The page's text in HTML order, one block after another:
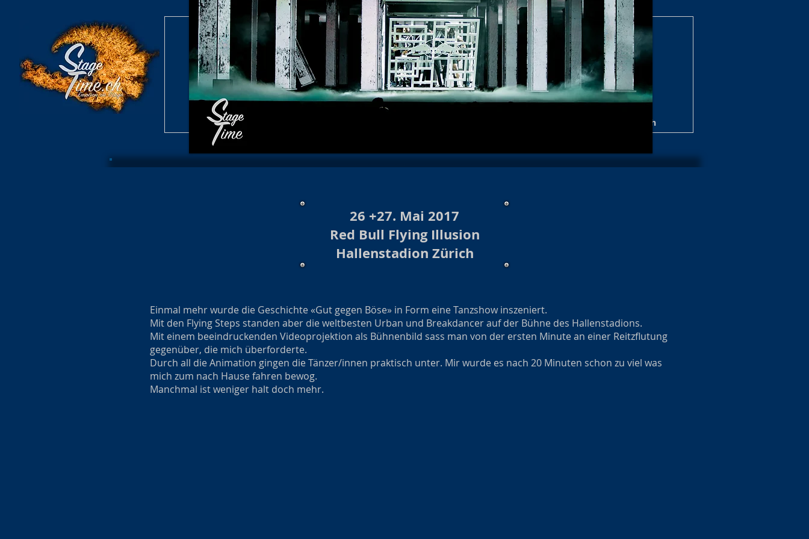
Burlesque Shows 2025/26 Konzert/Show 2026 Baloise Session
Konzerte/Shows Archiv 2025
Konzert /Show Archiv 2024
Konzerte/Shows Archiv 2023
Burlesque Shows 2024/25 Archiv
Burlesque Shows 2023/24 Archiv
Burlesque Shows 2022/23 Archiv
Konzert/Shows Archiv 2022
Archiv Burlesque 2020/21/22
Konzerte/ Shows Archiv 2021
Konzerte / Show Archiv 2020
Konzerte /Show Archiv 2019
Konzert Archiv 2018
Burlesque Shows Archiv 2019/20
Burlesque Revues Archiv 2018/19
Über mich
26 +27. Mai 2017
Red Bull Flying Illusion
Hallenstadion Zürich
Einmal mehr wurde die Geschichte «Gut gegen Böse» in Form eine Tanzshow inszeniert.
Mit den Flying Steps standen aber die weltbesten Urban und Breakdancer auf der Bühne des Hallenstadions.
Mit einem beeindruckenden Videoprojektion als Bühnenbild sass man von der ersten Minute an einer Reitzflutung
gegenüber, die mich überforderte.
Durch all die Animation gingen die Tänzer/innen praktisch unter. Mir wurde es nach 20 Minuten schon zu viel was
mich zum nach Hause fahren bewog.
Manchmal ist weniger halt doch mehr.